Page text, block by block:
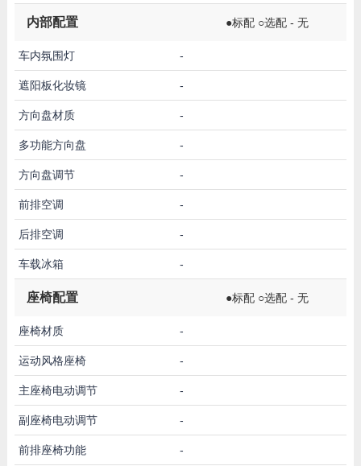
内部配置 ●标配 ○选配 - 无
车内氛围灯 -
遮阳板化妆镜 -
方向盘材质 -
多功能方向盘 -
方向盘调节 -
前排空调 -
后排空调 -
车载冰箱 -
座椅配置 ●标配 ○选配 - 无
座椅材质 -
运动风格座椅 -
主座椅电动调节 -
副座椅电动调节 -
前排座椅功能 -